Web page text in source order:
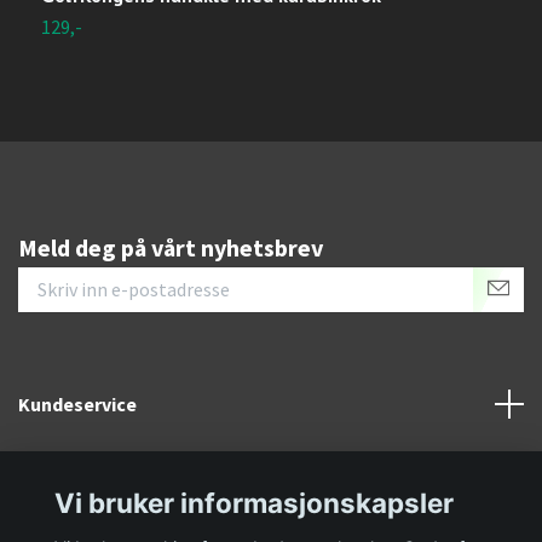
129,-
Meld deg på vårt nyhetsbrev
Kundeservice
Vi bruker informasjonskapsler